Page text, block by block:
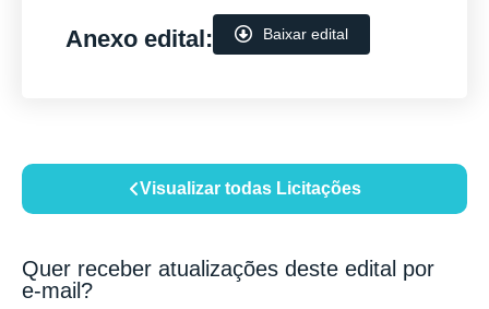
Visualizar todas Licitações
Quer receber atualizações deste edital por
e-mail?
Anexo edital: Baixar edital